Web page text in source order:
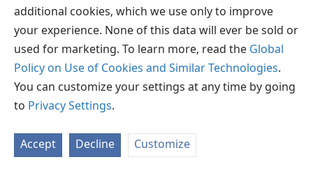
additional cookies, which we use only to improve
your experience. None of this data will ever be sold or
used for marketing. To learn more, read the Global
Policy on Use of Cookies and Similar Technologies.
You can customize your settings at any time by going
to Privacy Settings.
Accept Decline Customize